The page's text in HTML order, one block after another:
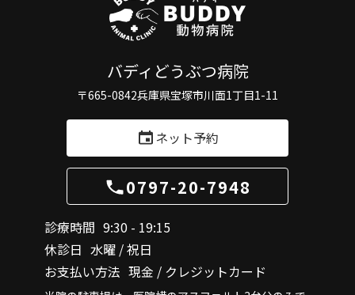
バディどうぶつ病院
〒665-0842兵庫県宝塚市川面1丁目1-11
ネット予約
0797-20-7948
診療時間 9:30 - 19:15
休診日 水曜 / 祝日
お支払い方法 現金 / クレジットカード